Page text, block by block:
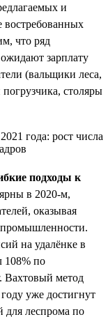
и
востребованных
что ряд
зарплату
(вальщики леса,
столяры
подходы к
в 2020-м,
оказывая
промышленности.
на удалёнке в
108% по
Вахтовый метод
уже достигнут
для леспрома по